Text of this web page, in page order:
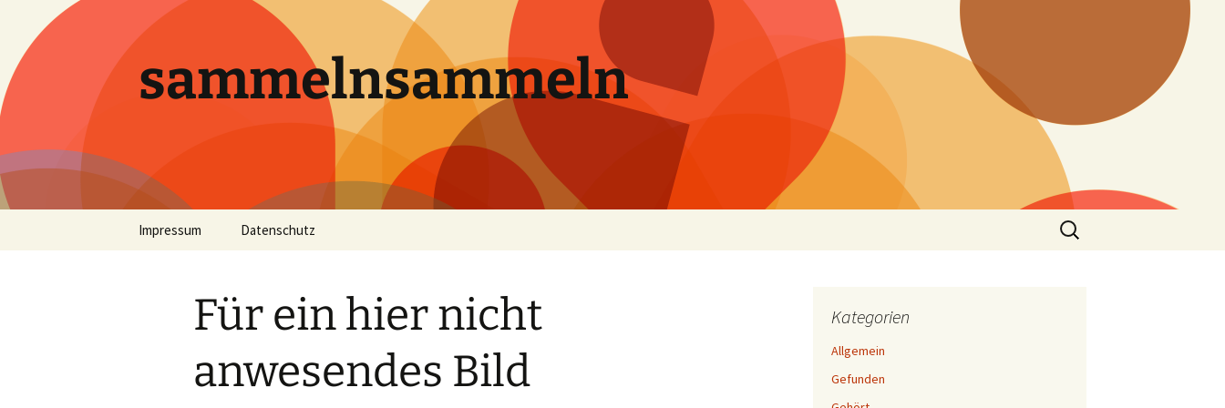
sammelnsammeln
Inhalt
Impressum Datenschutz
Suchen
nach:
Für ein hier nicht
anwesendes Bild
Kategorien
Allgemein
Gefunden